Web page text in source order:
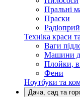
Пральні
Праски
Техніка краси
Ваги
Машини
Плойки,
Фени
Ноутбуки та
Дача, сад та